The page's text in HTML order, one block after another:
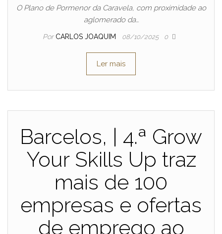
O Plano de Pormenor da Caravela, com proximidade ao
aglomerado da…
Por CARLOS JOAQUIM 08/10/2025 0
Ler mais
Barcelos, | 4.ª Grow
Your Skills Up traz
mais de 100
empresas e ofertas
de emprego ao